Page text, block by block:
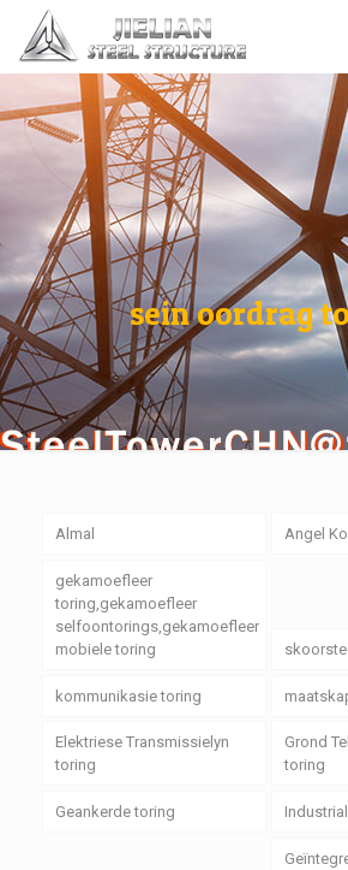
sein oordrag
Almal Angel
gekamoefleer
toring,gekamoefleer
selfoontorings,gekamoefleer
mobiele toring
kommunikasie toring
Elektriese Transmissielyn
toring
Grond
toring
Geankerde toring